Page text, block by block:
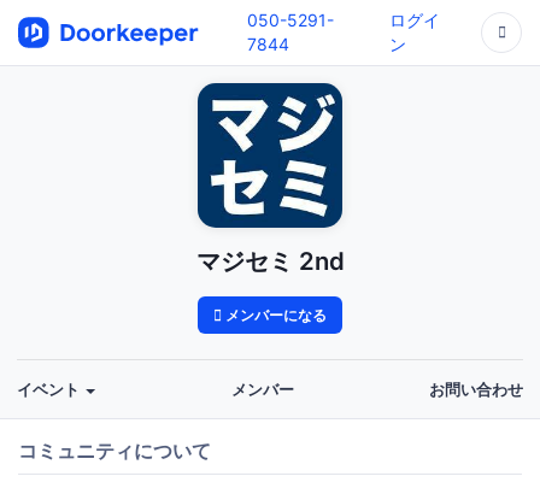
050-5291-
7844
ログイ
ン
マジセミ 2nd
メンバーになる
イベント メンバー お問い合わせ
コミュニティについて